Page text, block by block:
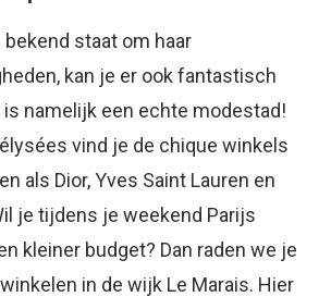
staat om haar
kan je er ook fantastisch
namelijk een echte modestad!
vind je de chique winkels
als Dior, Yves Saint Lauren en
je tijdens je weekend Parijs
kleiner budget? Dan raden we je
in de wijk Le Marais. Hier